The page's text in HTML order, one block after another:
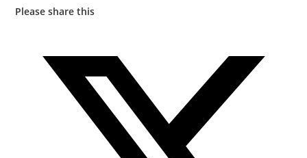
Please share this